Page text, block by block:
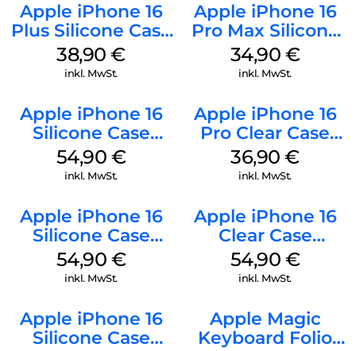
Apple iPhone 16
Plus Silicone Case
MagSafe Denim
38,90€
inkl. MwSt.
Apple iPhone 16
Pro Max Silicone
Case MagSafe
Denim
34,90 €
inkl. MwSt.
Apple iPhone 16
Silicone Case
MagSafe Black
54,90 €
inkl. MwSt.
Apple iPhone 16
Pro Clear Case
MagSafe
Transparent
36,90€
inkl. MwSt.
Apple iPhone 16
Silicone Case
MagSafe Lake
Green
54,90 €
inkl. MwSt.
Apple iPhone 16
Clear Case
MagSafe
Transparent
54,90 €
inkl. MwSt.
Apple iPhone 16
Silicone Case
Apple Magic
Keyboard Folio